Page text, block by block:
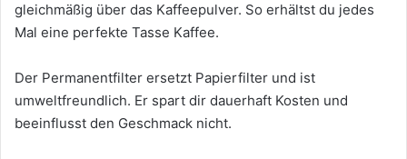
gleichmäßig über das Kaffeepulver. So erhältst du jedes
Mal eine perfekte Tasse Kaffee.
Der Permanentfilter ersetzt Papierfilter und ist
umweltfreundlich. Er spart dir dauerhaft Kosten und
beeinflusst den Geschmack nicht.